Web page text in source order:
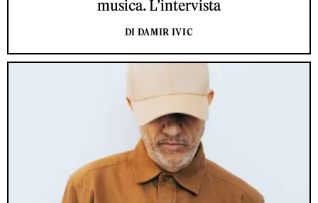
musica. L’intervista
DI DAMIR IVIC